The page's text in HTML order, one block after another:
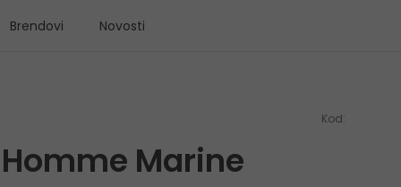
Brendovi Novosti
Kod:
Marine